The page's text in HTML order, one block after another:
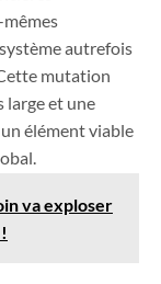
autrefois
mutation
large et une
élément viable
va exploser